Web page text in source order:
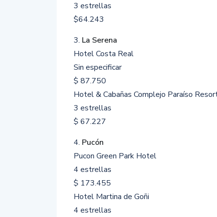
3 estrellas
$64.243
3. La Serena
Hotel Costa Real
Sin especificar
$ 87.750
Hotel & Cabañas Complejo Paraíso
3 estrellas
$ 67.227
4. Pucón
Pucon Green Park Hotel
4 estrellas
$ 173.455
Hotel Martina de Goñi
4 estrellas